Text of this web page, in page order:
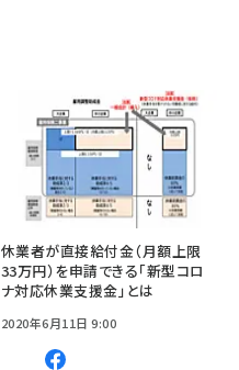
休業者が直接給付金（月額上限
33万円）を申請できる「新型コロ
ナ対応休業支援金」とは
2020年6月11日 9:00